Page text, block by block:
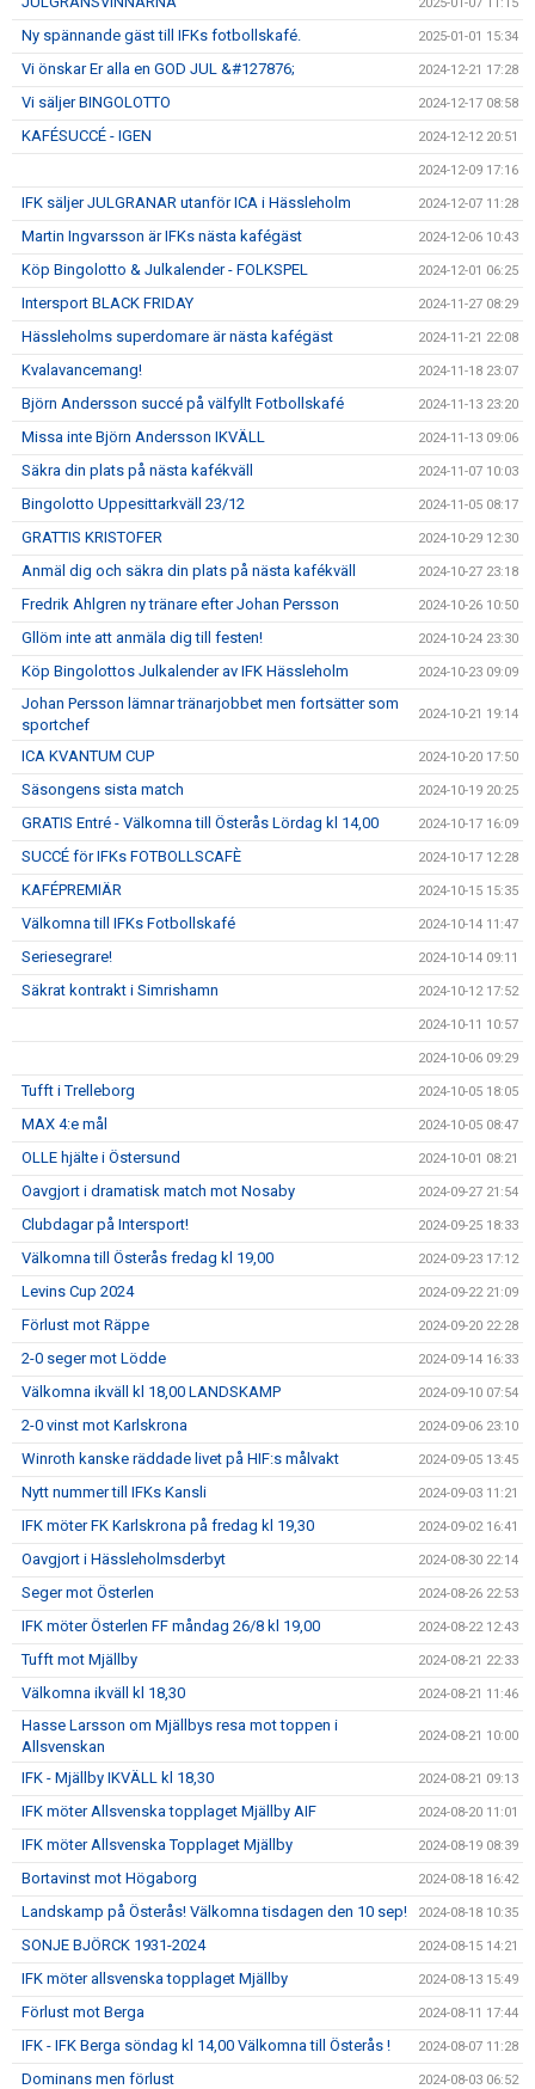
Ny spännande gäst till IFKs fotbollskafé. 2025-01-01 15:34
Vi önskar Er alla en GOD JUL &#127876; 2024-12-21 17:28
Vi säljer BINGOLOTTO 2024-12-17 08:58
KAFÉSUCCÉ - IGEN 2024-12-12 20:51
2024-12-09 17:16
IFK säljer JULGRANAR utanför ICA i Hässleholm 2024-12-07 11:28
Martin Ingvarsson är IFKs nästa kafégäst 2024-12-06 10:43
Köp Bingolotto & Julkalender - FOLKSPEL 2024-12-01 06:25
Intersport BLACK FRIDAY 2024-11-27 08:29
Hässleholms superdomare är nästa kafégäst 2024-11-21 22:08
Kvalavancemang! 2024-11-18 23:07
Björn Andersson succé på välfyllt Fotbollskafé 2024-11-13 23:20
Missa inte Björn Andersson IKVÄLL 2024-11-13 09:06
Säkra din plats på nästa kafékväll 2024-11-07 10:03
Bingolotto Uppesittarkväll 23/12 2024-11-05 08:17
GRATTIS KRISTOFER 2024-10-29 12:30
Anmäl dig och säkra din plats på nästa kafékväll 2024-10-27 23:18
Fredrik Ahlgren ny tränare efter Johan Persson 2024-10-26 10:50
Gllöm inte att anmäla dig till festen! 2024-10-24 23:30
Köp Bingolottos Julkalender av IFK Hässleholm 2024-10-23 09:09
Johan Persson lämnar tränarjobbet men fortsätter som
sportchef
2024-10-21 19:14
ICA KVANTUM CUP 2024-10-20 17:50
Säsongens sista match 2024-10-19 20:25
GRATIS Entré - Välkomna till Österås Lördag kl 14,00 2024-10-17 16:09
SUCCÉ för IFKs FOTBOLLSCAFÈ 2024-10-17 12:28
KAFÉPREMIÄR 2024-10-15 15:35
Välkomna till IFKs Fotbollskafé 2024-10-14 11:47
Seriesegrare! 2024-10-14 09:11
Säkrat kontrakt i Simrishamn 2024-10-12 17:52
2024-10-11 10:57
2024-10-06 09:29
Tufft i Trelleborg 2024-10-05 18:05
MAX 4:e mål 2024-10-05 08:47
OLLE hjälte i Östersund 2024-10-01 08:21
Oavgjort i dramatisk match mot Nosaby 2024-09-27 21:54
Clubdagar på Intersport! 2024-09-25 18:33
Välkomna till Österås fredag kl 19,00 2024-09-23 17:12
Levins Cup 2024 2024-09-22 21:09
Förlust mot Räppe 2024-09-20 22:28
2-0 seger mot Lödde 2024-09-14 16:33
Välkomna ikväll kl 18,00 LANDSKAMP 2024-09-10 07:54
2-0 vinst mot Karlskrona 2024-09-06 23:10
Winroth kanske räddade livet på HIF:s målvakt 2024-09-05 13:45
Nytt nummer till IFKs Kansli 2024-09-03 11:21
IFK möter FK Karlskrona på fredag kl 19,30 2024-09-02 16:41
Oavgjort i Hässleholmsderbyt 2024-08-30 22:14
Seger mot Österlen 2024-08-26 22:53
IFK möter Österlen FF måndag 26/8 kl 19,00 2024-08-22 12:43
Tufft mot Mjällby 2024-08-21 22:33
Välkomna ikväll kl 18,30 2024-08-21 11:46
Hasse Larsson om Mjällbys resa mot toppen i
Allsvenskan
2024-08-21 10:00
IFK - Mjällby IKVÄLL kl 18,30 2024-08-21 09:13
IFK möter Allsvenska topplaget Mjällby AIF 2024-08-20 11:01
IFK möter Allsvenska Topplaget Mjällby 2024-08-19 08:39
Bortavinst mot Högaborg 2024-08-18 16:42
Landskamp på Österås! Välkomna tisdagen den 10 sep! 2024-08-18 10:35
SONJE BJÖRCK 1931-2024 2024-08-15 14:21
IFK möter allsvenska topplaget Mjällby 2024-08-13 15:49
Förlust mot Berga 2024-08-11 17:44
IFK - IFK Berga söndag kl 14,00 Välkomna till Österås ! 2024-08-07 11:28
Dominans men förlust 2024-08-03 06:52